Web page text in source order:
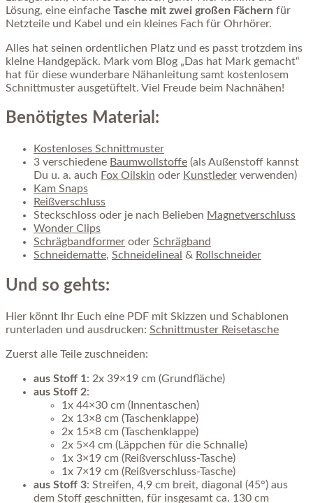
Lösung, eine einfache Tasche mit zwei großen Fächern für
Netzteile und Kabel und ein kleines Fach für Ohrhörer.
Alles hat seinen ordentlichen Platz und es passt trotzdem ins
kleine Handgepäck. Mark vom Blog „Das hat Mark gemacht“
hat für diese wunderbare Nähanleitung samt kostenlosem
Schnittmuster ausgetüftelt. Viel Freude beim Nachnähen!
Benötigtes Material:
Kostenloses Schnittmuster
3 verschiedene Baumwollstoffe (als Außenstoff kannst
Du u. a. auch Fox Oilskin oder Kunstleder verwenden)
Kam Snaps
Reißverschluss
Steckschloss oder je nach Belieben Magnetverschluss
Wonder Clips
Schrägbandformer oder Schrägband
Schneidematte, Schneidelineal & Rollschneider
Und so gehts:
Hier könnt Ihr Euch eine PDF mit Skizzen und Schablonen
runterladen und ausdrucken: Schnittmuster Reisetasche
Zuerst alle Teile zuschneiden:
aus Stoff 1: 2x 39×19 cm (Grundfläche)
aus Stoff 2:
1x 44×30 cm (Innentaschen)
2x 13×8 cm (Taschenklappe)
2x 15×8 cm (Taschenklappe)
2x 5×4 cm (Läppchen für die Schnalle)
1x 3×19 cm (Reißverschluss-Tasche)
1x 7×19 cm (Reißverschluss-Tasche)
aus Stoff 3: Streifen, 4,9 cm breit, diagonal (45°) aus
dem Stoff geschnitten, für insgesamt ca. 130 cm